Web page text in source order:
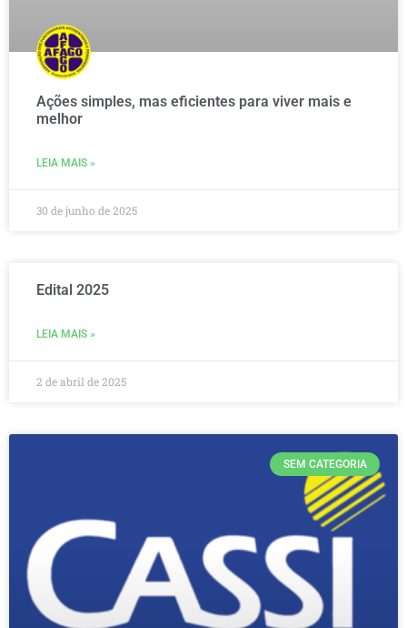
Ações simples, mas eficientes para viver mais e
melhor
LEIA MAIS »
30 de junho de 2025
Edital 2025
LEIA MAIS »
2 de abril de 2025
SEM CATEGORIA